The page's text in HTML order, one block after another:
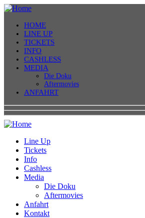
HOME
LINE UP
TICKETS
INFO
CASHLESS
MEDIA
Die Doku
Aftermovies
ANFAHRT
Line Up
Tickets
Info
Cashless
Media
Die Doku
Aftermovies
Anfahrt
Kontakt